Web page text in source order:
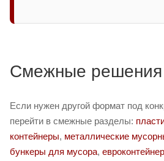
Смежные
Если нужен другой формат под
перейти в смежные разделы:
контейнеры, металлические
бункеры для мусора,